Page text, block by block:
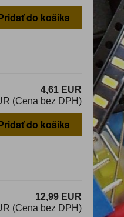
do košíka
4,61 EUR
(Cena bez DPH)
do košíka
12,99 EUR
(Cena bez DPH)